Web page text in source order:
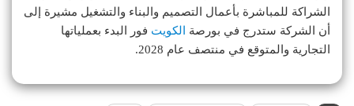
الشراكة للمباشرة بأعمال التصميم والبناء والتشغيل مشيرة إلى
أن الشركة ستدرج في بورصة
الكويت فور البدء بعملياتها
التجارية والمتوقع في منتصف عام 2028.